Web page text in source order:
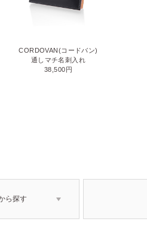
CORDOVAN(コードバン)
通しマチ名刺入れ
38,500円
ら探す